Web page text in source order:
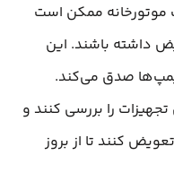
موتورخانه ممکن است
داشته باشند. این
پمپ‌ها صدق می‌کند.
را بررسی کنند و
کنند تا از بروز